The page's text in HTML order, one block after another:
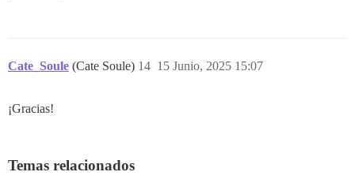
Cate_Soule (Cate Soule) 15 Junio, 2025 15:07
14
¡Gracias!
Temas relacionados